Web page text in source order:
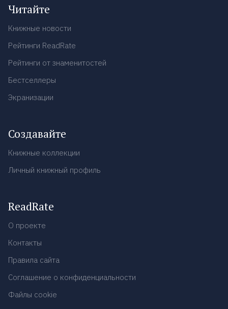
Читайте
Книжные новости
Рейтинги ReadRate
Рейтинги от знаменитостей
Бестселлеры
Экранизации
Создавайте
Книжные коллекции
Личный книжный профиль
ReadRate
О проекте
Контакты
Правила сайта
Соглашение о конфиденциальности
Файлы cookie